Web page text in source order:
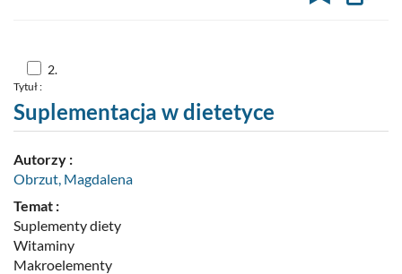
Skocz
do
nr
2
2.
Tytuł :
Suplementacja w dietetyce
Autorzy :
Obrzut, Magdalena
Temat :
Suplementy diety
Witaminy
Makroelementy